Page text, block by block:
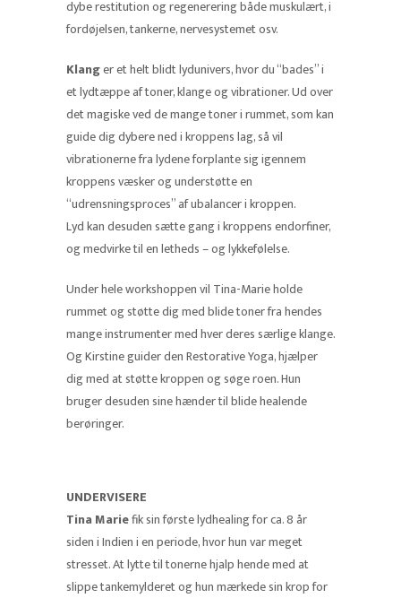
dybe restitution og regenerering både muskulært, i
fordøjelsen, tankerne, nervesystemet osv.
Klanger et helt blidt lydunivers, hvor du “bades” i
et lydtæppe af toner, klange og vibrationer. Ud over
det magiske ved de mange toner i rummet, som kan
guide dig dybere ned i kroppens lag, så vil
vibrationerne fra lydene forplante sig igennem
kroppens væsker og understøtte en
“udrensningsproces” af ubalancer i kroppen.
Lyd kan desuden sætte gang i kroppens endorfiner,
og medvirke til en letheds – og lykkefølelse.
Under hele workshoppen vil Tina-Marie holde
rummet og støtte dig med blide toner fra hendes
mange instrumenter med hver deres særlige klange.
Og Kirstine guider den Restorative Yoga, hjælper
dig med at støtte kroppen og søge roen. Hun
bruger desuden sine hænder til blide healende
berøringer.
UNDERVISERE
Tina Mariefik sin første lydhealing for ca. 8 år
siden i Indien i en periode, hvor hun var meget
stresset. At lytte til tonerne hjalp hende med at
slippe tankemylderet og hun mærkede sin krop for